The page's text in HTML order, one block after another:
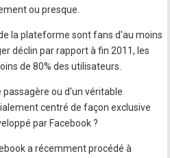
ou presque.
la plateforme sont fans d'au moins
déclin par rapport à fin 2011, les
de 80% des utilisateurs.
ou d'un véritable
centré de façon exclusive
par Facebook ?
a récemment procédé à